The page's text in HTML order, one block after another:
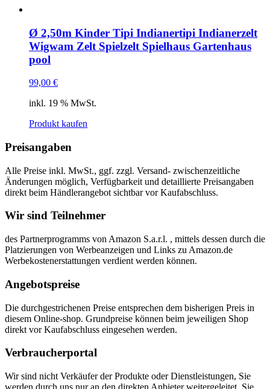
Ø 2,50m Kinder Tipi Indianertipi Indianerzelt
Wigwam Zelt Spielzelt Spielhaus Gartenhaus
pool
99,00 €
inkl. 19 % MwSt.
Produkt kaufen
Preisangaben
Alle Preise inkl. MwSt., ggf. zzgl. Versand- zwischenzeitliche
Änderungen möglich, Verfügbarkeit und detaillierte Preisangaben
direkt beim Händlerangebot sichtbar vor Kaufabschluss.
Wir sind Teilnehmer
des Partnerprogramms von Amazon S.a.r.l. , mittels dessen durch die
Platzierungen von Werbeanzeigen und Links zu Amazon.de
Werbekostenerstattungen verdient werden können.
Angebotspreise
Die durchgestrichenen Preise entsprechen dem bisherigen Preis in
diesem Online-shop. Grundpreise können beim jeweiligen Shop
direkt vor Kaufabschluss eingesehen werden.
Verbraucherportal
Wir sind nicht Verkäufer der Produkte oder Dienstleistungen, Sie
werden durch uns nur an den direkten Anbieter weitergeleitet. Sie